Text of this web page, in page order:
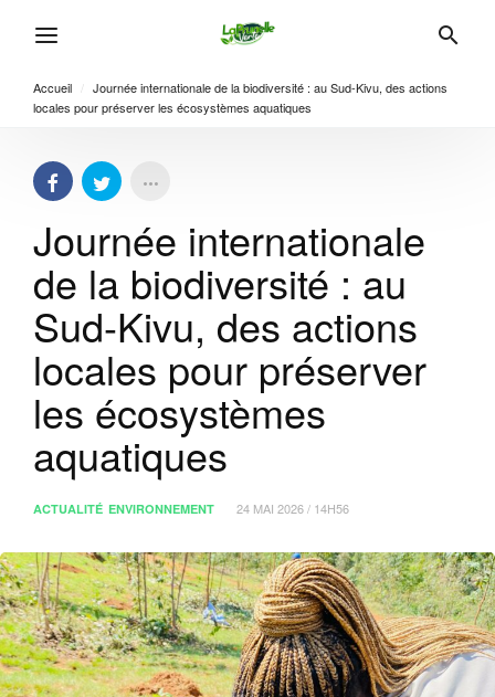
Accueil
Journée internationale de la biodiversité : au Sud-Kivu, des actions
locales pour préserver les écosystèmes aquatiques
Journée internationale
de la biodiversité : au
Sud-Kivu, des actions
locales pour préserver
les écosystèmes
aquatiques
ACTUALITÉ ENVIRONNEMENT 24 MAI 2026 / 14H56